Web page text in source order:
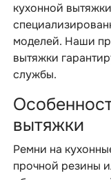
кухонной
моделей. Наши
вытяжки
службы.
вытяжки
Ремни на
прочной резины